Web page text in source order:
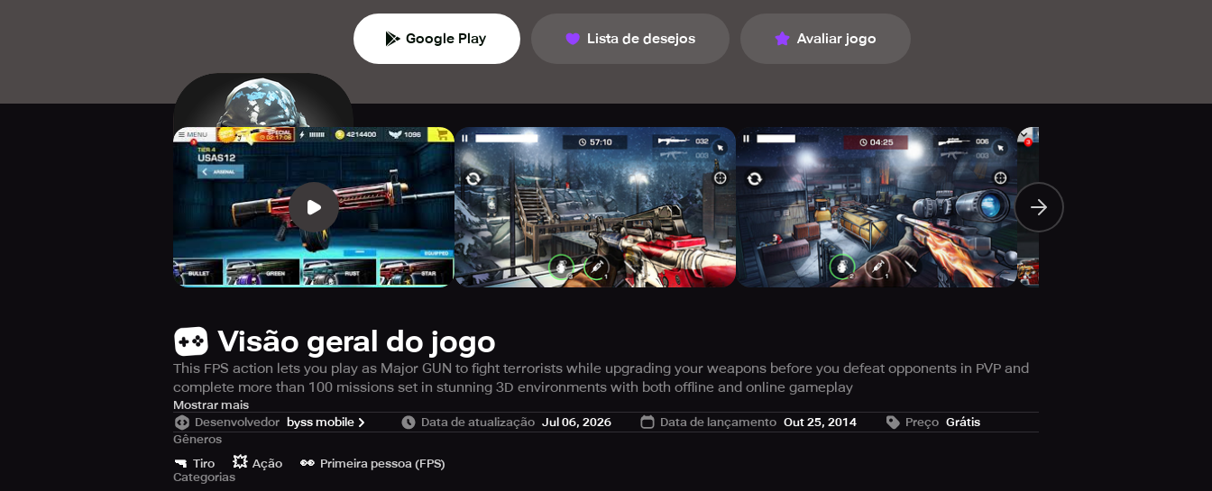
Google Play Lista de desejos Avaliar jogo
Visão geral do jogo
This FPS action lets you play as Major GUN to fight terrorists while upgrading your weapons before you defeat opponents in PVP and
complete more than 100 missions set in stunning 3D environments with both offline and online gameplay
Over 30 Weapons to choose from
Challenging Boss Fights & Daily Rewards
3D visuals for an immersive experience
Mostrar mais
Desenvolvedor byss mobile Data de atualização Jul 06, 2026 Data de lançamento Out 25, 2014 Preço Grátis
Gêneros
🔫 Tiro 💥 Ação 👀 Primeira pessoa (FPS)
Categorias